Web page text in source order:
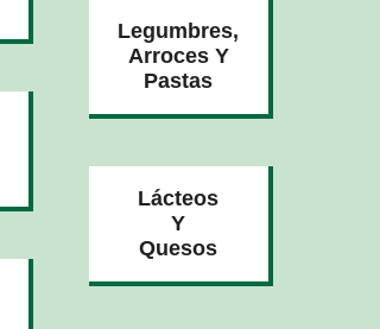
Legumbres,
Arroces Y
Pastas
Lácteos
Y
Quesos